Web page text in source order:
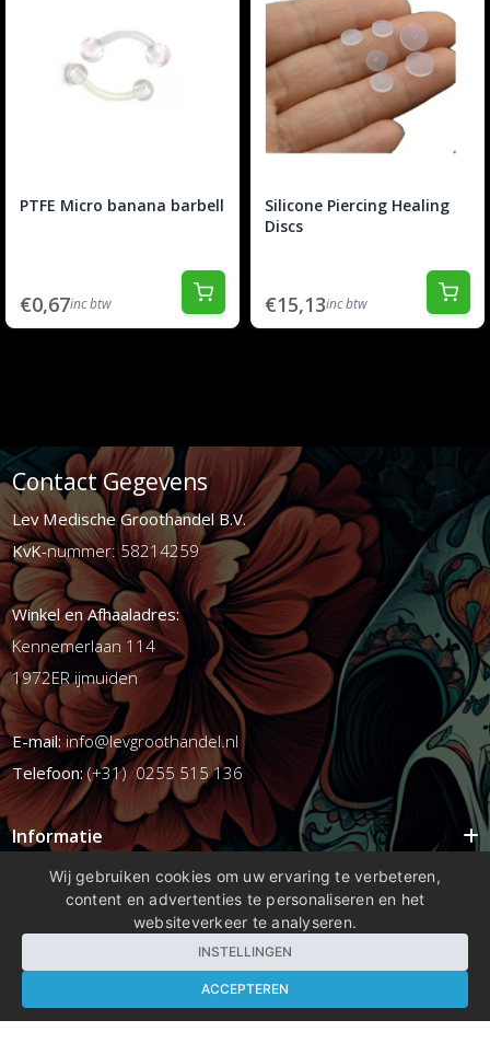
PTFE Micro banana barbell
€0,67inc btw
Silicone Piercing Healing
Discs
€15,13inc btw
Contact Gegevens
Lev Medische Groothandel B.V.
KvK-nummer: 58214259
Winkel en Afhaaladres:
Kennemerlaan 114
1972ER ijmuiden
E-mail:info@levgroothandel.nl
Telefoon:(+31) 0255 515 136
Informatie
Mijn account
Wij gebruiken cookies om uw ervaring te verbeteren,
content en advertenties te personaliseren en het
websiteverkeer te analyseren.
INSTELLINGEN
ACCEPTEREN